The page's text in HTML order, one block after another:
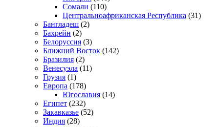
Сомали (110)
Центральноафриканская Республика (31)
Бангладеш (2)
Бахрейн (2)
Белоруссия (3)
Ближний Восток (142)
Бразилия (2)
Венесуэла (11)
Грузия (1)
Европа (178)
Югославия (14)
Египет (232)
Закавказье (52)
Индия (28)